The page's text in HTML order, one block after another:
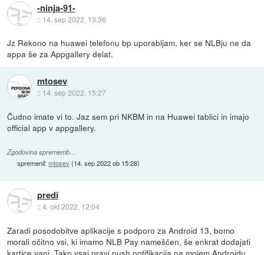
-ninja-91-
:: 14. sep 2022, 13:36
Jz Rekono na huawei telefonu bp uporabljam, ker se NLBju ne da
appa še za Appgallery delat.
mtosev
:: 14. sep 2022, 15:27
Čudno imate vi to. Jaz sem pri NKBM in na Huawei tablici in imajo
official app v appgallery.
Zgodovina sprememb…
spremenil:mtosev(14. sep 2022 ob 15:28)
predi
::4. okt 2022, 12:04
Zaradi posodobitve aplikacije s podporo za Android 13, bomo
morali očitno vsi, ki imamo NLB Pay nameščen, še enkrat dodajati
kartice vanj. Tako vsaj pravi push notifikacija na mojem Androidu